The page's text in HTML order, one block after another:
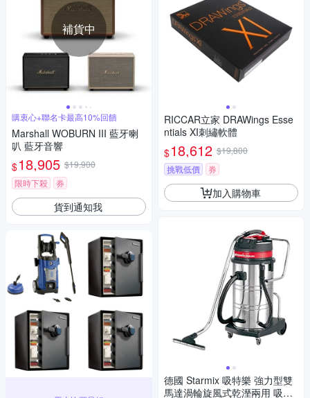
補貨中
購衷心+聯名卡最高10%回饋
Marshall WOBURN III 藍牙喇
叭 藍牙音響
$18,905 $19,900
限時下殺
券
貨到通知我
RICCAR立家 DRAWings Esse
ntials XI刺繡軟體
$18,612 $19,800
挑戰低價
券
加入購物車
德國 Starmix 吸特樂 強力型雙
馬達渦輪旋風式乾溼兩用 吸塵